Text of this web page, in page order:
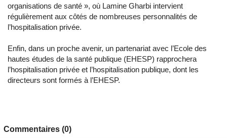
organisations de santé », où Lamine Gharbi intervient
régulièrement aux côtés de nombreuses personnalités de
l’hospitalisation privée.
Enfin, dans un proche avenir, un partenariat avec l’Ecole des
hautes études de la santé publique (EHESP) rapprochera
l’hospitalisation privée et l’hospitalisation publique, dont les
directeurs sont formés à l’EHESP.
Commentaires (0)